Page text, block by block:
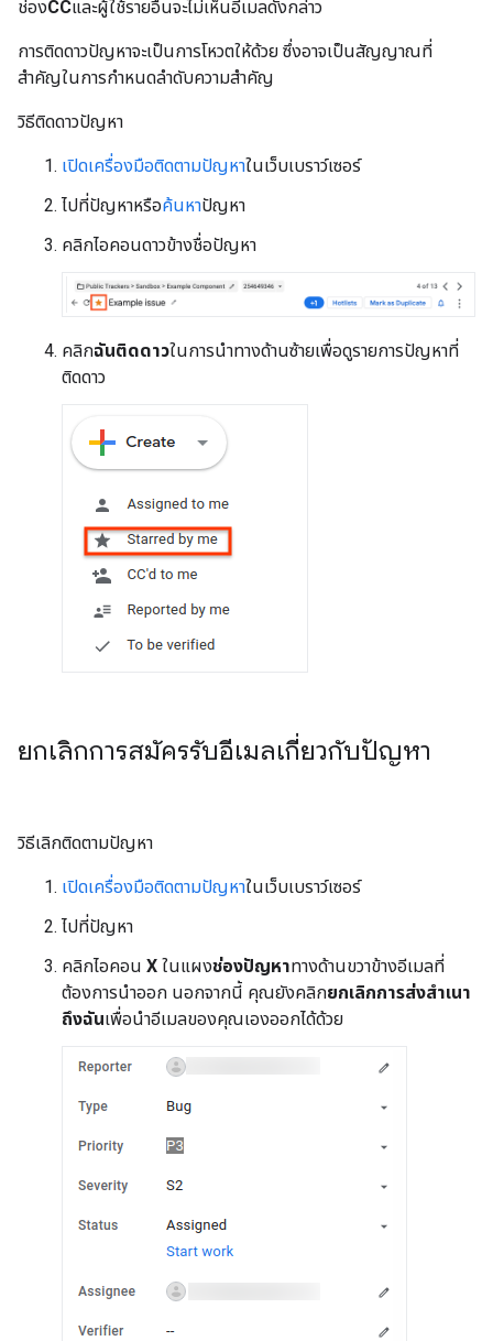
ช่องCCและผู้ใช้รายอื่นจะไม่เห็นอีเมลดังกล่าว
การติดดาวปัญหาจะเป็นการโหวตให้ด้วย ซึ่งอาจเป็นสัญญาณที่
สําคัญในการกําหนดลําดับความสําคัญ
วิธีติดดาวปัญหา
เปิดเครื่องมือติดตามปัญหาในเว็บเบราว์เซอร์
ไปที่ปัญหาหรือค้นหาปัญหา
คลิกไอคอนดาวข้างชื่อปัญหา
คลิกฉันติดดาวในการนําทางด้านซ้ายเพื่อดูรายการปัญหาที่
ติดดาว
ยกเลิกการสมัครรับอีเมลเกี่ยวกับปัญหา
วิธีเลิกติดตามปัญหา
เปิดเครื่องมือติดตามปัญหาในเว็บเบราว์เซอร์
ไปที่ปัญหา
คลิกไอคอน X ในแผงช่องปัญหาทางด้านขวาข้างอีเมลที่
ต้องการนำออก นอกจากนี้ คุณยังคลิกยกเลิกการส่งสำเนา
ถึงฉันเพื่อนำอีเมลของคุณเองออกได้ด้วย